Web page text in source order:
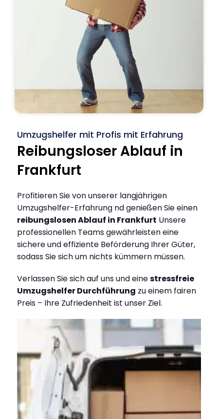
Umzugshelfer mit Profis mit Erfahrung
Reibungsloser Ablauf in
Frankfurt
Profitieren Sie von unserer langjährigen
Umzugshelfer-Erfahrung nd genießen Sie einen
reibungslosen Ablauf in Frankfurt Unsere
professionellen Teams gewährleisten eine
sichere und effiziente Beförderung Ihrer Güter,
sodass Sie sich um nichts kümmern müssen.
Verlassen Sie sich auf uns und einestressfreie
Umzugshelfer Durchführung zu einem fairen
Preis – Ihre Zufriedenheit ist unser Ziel.